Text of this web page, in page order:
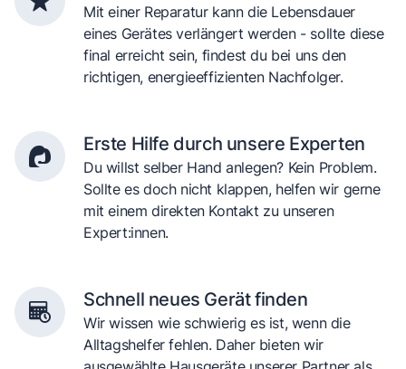
Mit einer Reparatur kann die Lebensdauer
eines Gerätes verlängert werden - sollte diese
final erreicht sein, findest du bei uns den
richtigen, energieeffizienten Nachfolger.
Erste Hilfe durch unsere Experten
Du willst selber Hand anlegen? Kein Problem.
Sollte es doch nicht klappen, helfen wir gerne
mit einem direkten Kontakt zu unseren
Expert:innen.
Schnell neues Gerät finden
Wir wissen wie schwierig es ist, wenn die
Alltagshelfer fehlen. Daher bieten wir